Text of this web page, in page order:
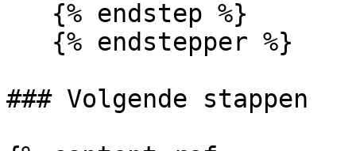
### Volgende stappen